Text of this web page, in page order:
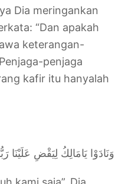
Dia meringankan
“Dan apakah
keterangan-
penjaga
kafir itu hanyalah
وَنَادَوْا يَامَالِكُ لِيَقْضِ عَلَيْنَا